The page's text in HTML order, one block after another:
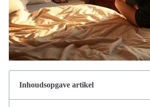
Inhoudsopgave artikel